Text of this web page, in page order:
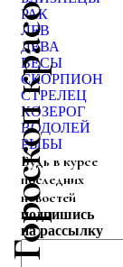
Гороскоп красоты
РАК
ЛЕВ
ДЕВА
ВЕСЫ
СКОРПИОН
СТРЕЛЕЦ
КОЗЕРОГ
ВОДОЛЕЙ
РЫБЫ
Будь в курсе
последних
новостей
подпишись
на рассылку